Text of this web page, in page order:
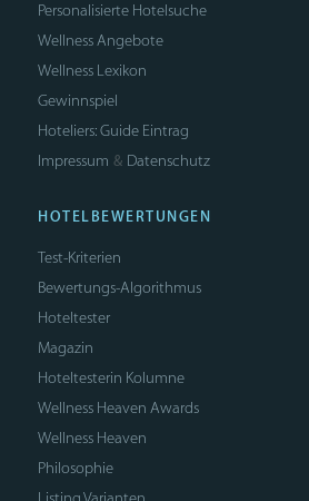
Personalisierte Hotelsuche
Wellness Angebote
Wellness Lexikon
Gewinnspiel
Hoteliers: Guide Eintrag
Impressum & Datenschutz
HOTELBEWERTUNGEN
Test-Kriterien
Bewertungs-Algorithmus
Hoteltester
Magazin
Hoteltesterin Kolumne
Wellness Heaven Awards
Wellness Heaven
Philosophie